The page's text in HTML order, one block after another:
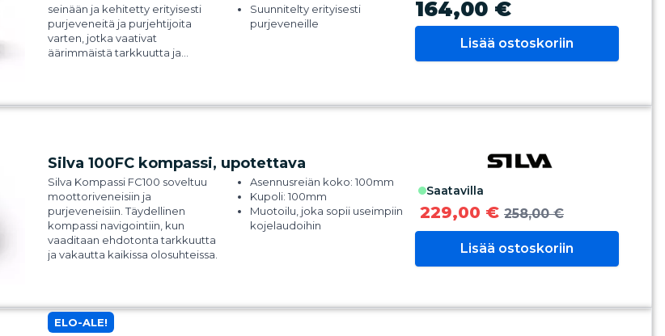
Sopii kanooteille, kajakeille,
pienveneille. Kelluva. 5 vuoden
takuu.
parallaksivirheitä
Kelluva – ei vaaraa, jos putoaa
seinään ja kehitetty erityisesti
purjeveneitä ja purjehtijoita
varten, jotka vaativat
äärimmäistä tarkkuutta ja
edestäluettavaksi, 30°
mahdollistavat lukemisen useista
kulmista. Vaakarakenteen
pääsuunta-asteikko ja
pystysuoran reunan suora
lukema tekevät 100P:stä
täydellisen veneille, joissa ohjaaja
voi istua tai seisoa. Kompaktin
kokonsa ansiosta 100P sopii
täydellinen istuvalle tai seisovalle
ohjaajalle.
Suunnitelty erityisesti
purjeveneille
164,00 €
Lisää ostoskoriin
Silva 100FC kompassi, upotettava
Silva Kompassi FC100 soveltuu
moottoriveneisiin ja
purjeveneisiin. Täydellinen
kompassi navigointiin, kun
vaaditaan ehdotonta tarkkuutta
ja vakautta kaikissa olosuhteissa.
Asennusreiän koko: 100mm
Kupoli: 100mm
Muotoilu, joka sopii useimpiin
kojelaudoihin
suojaa auringolta/ulkoisilta
saatavilla
229,00 € 258,00 €
Lisää ostoskoriin
ELO-ALE!